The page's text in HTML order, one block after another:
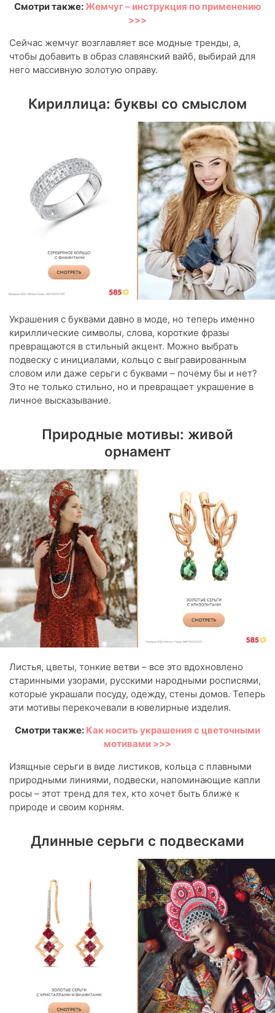
Смотри также:Жемчуг – инструкция по применению
>>>
Сейчас жемчуг возглавляет все модные тренды, а,
чтобы добавить в образ славянский вайб, выбирай для
него массивную золотую оправу.
Кириллица: буквы со смыслом
Украшения с буквами давно в моде, но теперь именно
кириллические символы, слова, короткие фразы
превращаются в стильный акцент. Можно выбрать
подвеску с инициалами, кольцо с выгравированным
словом или даже серьги с буквами – почему бы и нет?
Это не только стильно, но и превращает украшение в
личное высказывание.
Природные мотивы: живой
орнамент
Листья, цветы, тонкие ветви – все это вдохновлено
старинными узорами, русскими народными росписями,
которые украшали посуду, одежду, стены домов. Теперь
эти мотивы перекочевали в ювелирные изделия.
Смотри также: Как носить украшения с цветочными
мотивами >>>
Изящные серьги в виде листиков, кольца с плавными
природными линиями, подвески, напоминающие капли
росы – этот тренд для тех, кто хочет быть ближе к
природе и своим корням.
Длинные серьги с подвесками